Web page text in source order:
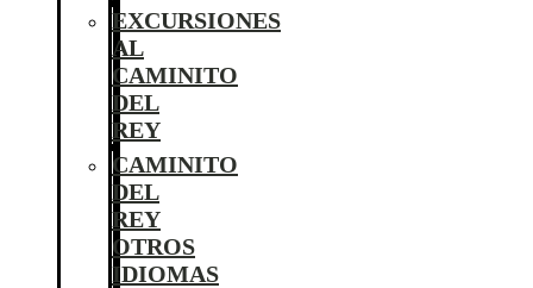
EXCURSIONES
AL
CAMINITO
DEL
REY
CAMINITO
DEL
REY
OTROS
IDIOMAS